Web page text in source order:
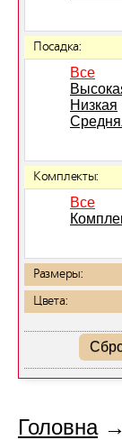
Посадка:
Все
Низкая
Комплекты:
Все
Размеры:
Цвета:
Головна→